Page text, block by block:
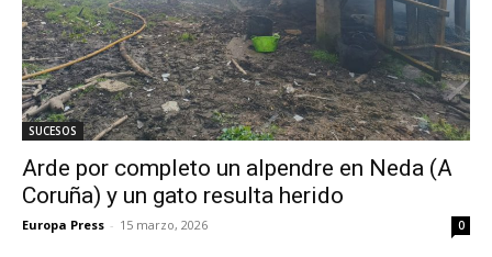
SUCESOS
Arde por completo un alpendre en Neda (A
Coruña) y un gato resulta herido
Europa Press - 15 marzo, 2026 0